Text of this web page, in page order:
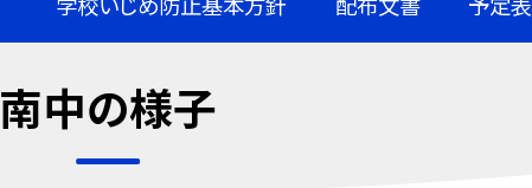
南中の様子